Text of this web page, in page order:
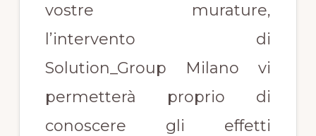
vostre murature,
l’intervento di
Solution_Group Milano vi
permetterà proprio di
conoscere gli effetti